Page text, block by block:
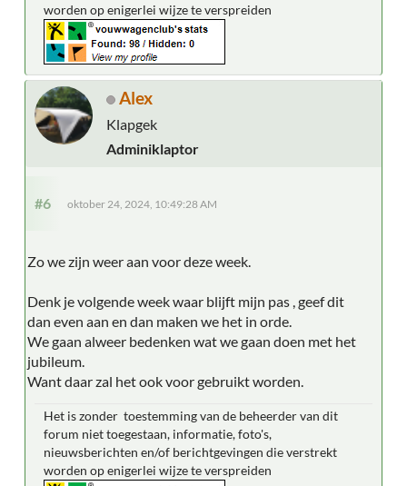
worden op enigerlei wijze te verspreiden
Alex
Klapgek
Adminiklaptor
#6 oktober 24, 2024, 10:49:28 AM
Zo we zijn weer aan voor deze week.
Denk je volgende week waar blijft mijn pas , geef dit
dan even aan en dan maken we het in orde.
We gaan alweer bedenken wat we gaan doen met het
jubileum.
Want daar zal het ook voor gebruikt worden.
Het is zonder toestemming van de beheerder van dit
forum niet toegestaan, informatie, foto's,
nieuwsberichten en/of berichtgevingen die verstrekt
worden op enigerlei wijze te verspreiden